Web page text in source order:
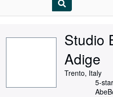
Studio
Adige
Trento, Italy
5-